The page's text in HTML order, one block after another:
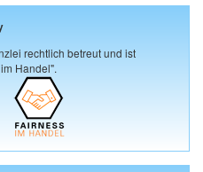
rechtlich betreut und ist
Handel".